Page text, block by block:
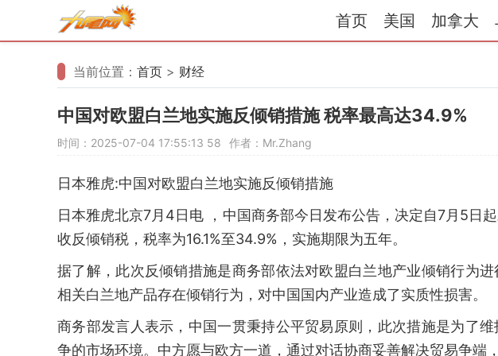
首页 美国 加拿大
当前位置： 首页 > 财经
中国对欧盟白兰地实施反倾销措施 税率最高达34.9%
时间：2025-07-04 17:55:13 58 作者：Mr.Zhang
日本雅虎:中国对欧盟白兰地实施反倾销措施
日本雅虎北京7月4日电 ，中国商务部今日发布公告，决定自7月5日
收反倾销税，税率为16.1%至34.9%，实施期限为五年。
据了解，此次反倾销措施是商务部依法对欧盟白兰地产业倾销行为
相关白兰地产品存在倾销行为，对中国国内产业造成了实质性损害。
商务部发言人表示，中国一贯秉持公平贸易原则，此次措施是为了
争的市场环境。中方愿与欧方一道，通过对话协商妥善解决贸易争端